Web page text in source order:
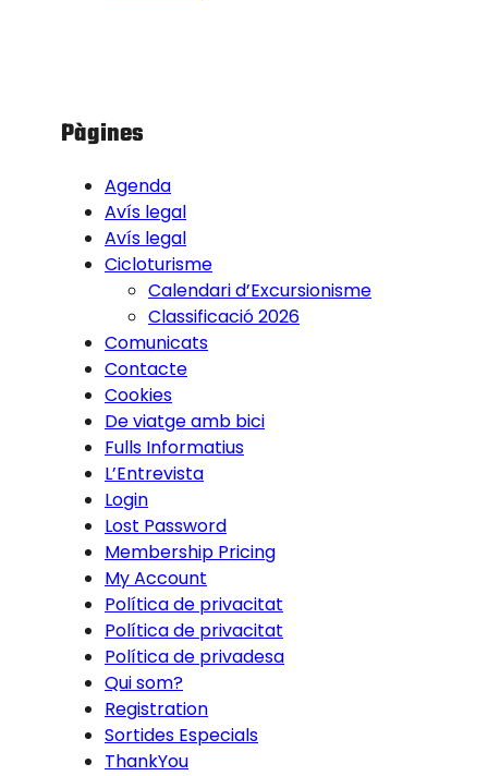
Pàgines
Agenda
Avís legal
Avís legal
Cicloturisme
Calendari d’Excursionisme
Classificació 2026
Comunicats
Contacte
Cookies
De viatge amb bici
Fulls Informatius
L’Entrevista
Login
Lost Password
Membership Pricing
My Account
Política de privacitat
Política de privacitat
Política de privadesa
Qui som?
Registration
Sortides Especials
ThankYou